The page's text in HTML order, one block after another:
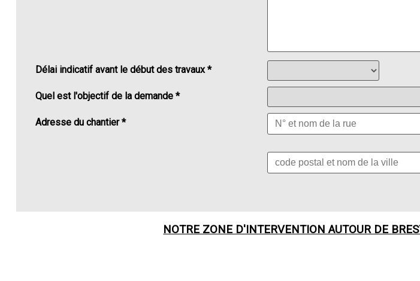
Délai indicatif avant le début des travaux *
Quel est l'objectif de la demande *
Adresse du chantier *
NOTRE ZONE D'INTERVENTION AUTOUR DE